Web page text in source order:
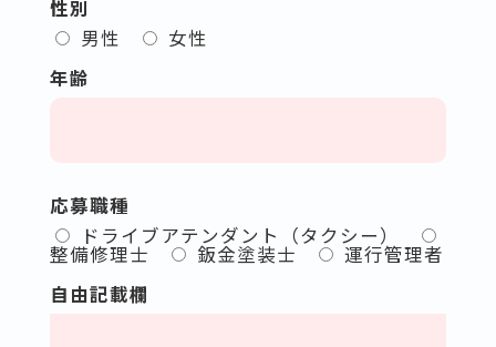
性別
男性
女性
年齢
応募職種
ドライブアテンダント（タクシー）
整備修理士 鈑金塗装士
運行管理者
自由記載欄